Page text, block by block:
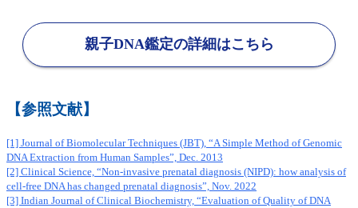
親子DNA鑑定の詳細はこちら
【参照文献】
[1] Journal of Biomolecular Techniques (JBT), “A Simple Method of Genomic
DNA Extraction from Human Samples”, Dec. 2013
[2] Clinical Science, “Non-invasive prenatal diagnosis (NIPD): how analysis of
cell-free DNA has changed prenatal diagnosis”, Nov. 2022
[3] Indian Journal of Clinical Biochemistry, “Evaluation of Quality of DNA